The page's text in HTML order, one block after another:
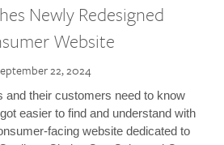
Newly Redesigned
Website
22, 2024
and their customers need to know
easier to find and understand with
facing website dedicated to